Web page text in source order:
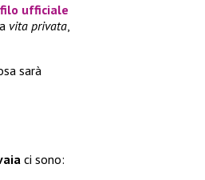
ufficiale
vita privata
sarà
ci sono: